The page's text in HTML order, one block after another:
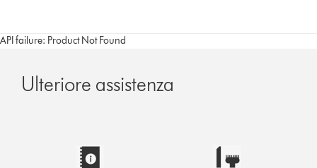
API failure: Product Not Found
Ulteriore assistenza